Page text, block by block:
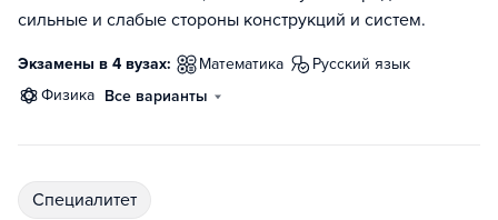
сильные и слабые стороны конструкций и систем.
Экзамены в 4 вузах: математика
русский язык
физика Все варианты
специалитет